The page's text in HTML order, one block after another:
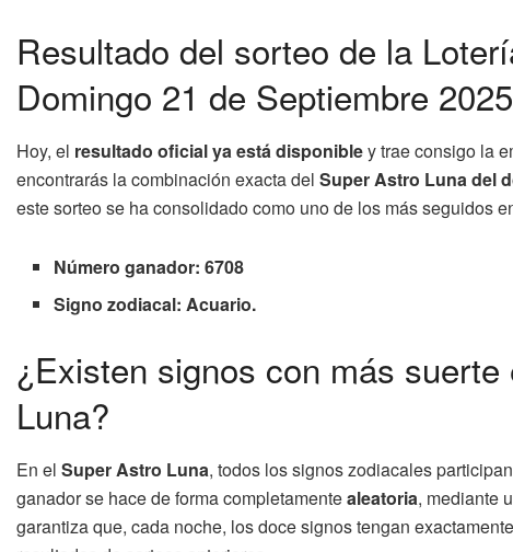
Resultado del sorteo de la
Domingo 21 de Septiembre 2025
Hoy, el resultado oficial ya está disponibley trae consigo la
encontrarás la combinación exacta del Super Astro Luna del
este sorteo se ha consolidado como uno de los más seguidos
Número ganador: 6708
Signo zodiacal: Acuario.
¿Existen signos con más
Luna?
En el Super Astro Luna, todos los signos zodiacales
ganador se hace de forma completamentealeatoria, mediante
garantiza que, cada noche, los doce signos tengan